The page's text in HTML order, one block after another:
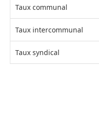
Taux communal
Taux intercommunal
Taux syndical